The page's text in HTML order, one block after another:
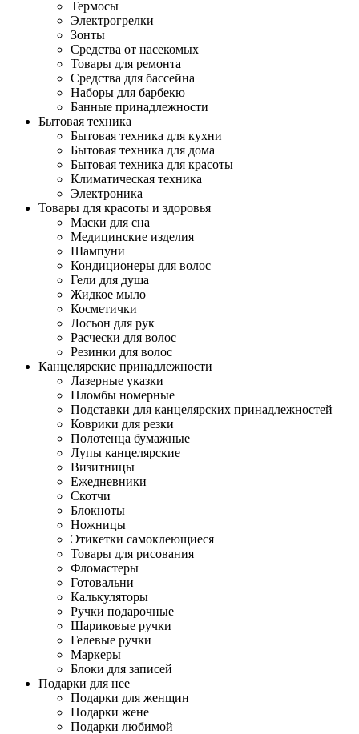
Термосы
Электрогрелки
Зонты
Средства от насекомых
Товары для ремонта
Средства для бассейна
Наборы для барбекю
Банные принадлежности
Бытовая техника
Бытовая техника для кухни
Бытовая техника для дома
Бытовая техника для красоты
Климатическая техника
Электроника
Товары для красоты и здоровья
Маски для сна
Медицинские изделия
Шампуни
Кондиционеры для волос
Гели для душа
Жидкое мыло
Косметички
Лосьон для рук
Расчески для волос
Резинки для волос
Канцелярские принадлежности
Лазерные указки
Пломбы номерные
Подставки для канцелярских принадлежностей
Коврики для резки
Полотенца бумажные
Лупы канцелярские
Визитницы
Ежедневники
Скотчи
Блокноты
Ножницы
Этикетки самоклеющиеся
Товары для рисования
Фломастеры
Готовальни
Калькуляторы
Ручки подарочные
Шариковые ручки
Гелевые ручки
Маркеры
Блоки для записей
Подарки для нее
Подарки для женщин
Подарки жене
Подарки любимой